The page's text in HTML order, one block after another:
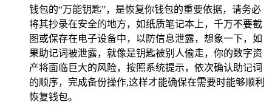
钱包的“万能钥匙”，是恢复你钱包的重要依据，请务必
将其抄录在安全的地方，如纸质笔记本上，千万不要截
图或保存在电子设备中，以防信息泄露，想象一下，如
果助记词被泄露，就像是钥匙被别人偷走，你的数字资
产将面临巨大的风险，按照系统提示，依次确认助记词
的顺序，完成备份操作,这样才能确保在需要时能够顺利
恢复钱包。